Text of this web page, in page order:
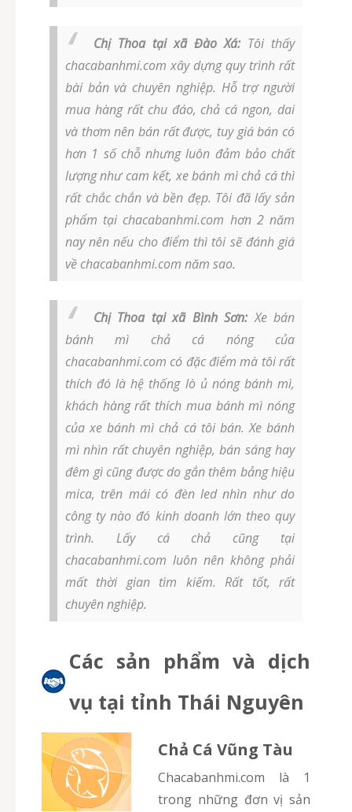
Chị Thoa tại xã Đào Xá: Tôi thấy
chacabanhmi.com xây dựng quy trình rất
bài bản và chuyên nghiệp. Hỗ trợ người
mua hàng rất chu đáo, chả cá ngon, dai
và thơm nên bán rất được, tuy giá bán có
hơn 1 số chỗ nhưng luôn đảm bảo chất
lượng như cam kết, xe bánh mì chả cá thì
rất chắc chắn và bền đẹp. Tôi đã lấy sản
phẩm tại chacabanhmi.com hơn 2 năm
nay nên nếu cho điểm thì tôi sẽ đánh giá
về chacabanhmi.com năm sao.
Chị Thoa tại xã Bình Sơn: Xe bán
bánh mì chả cá nóng của
chacabanhmi.com có đặc điểm mà tôi rất
thích đó là hệ thống lò ủ nóng bánh mì,
khách hàng rất thích mua bánh mì nóng
của xe bánh mì chả cá tôi bán. Xe bánh
mì nhìn rất chuyên nghiệp, bán sáng hay
đêm gì cũng được do gắn thêm bảng hiệu
mica, trên mái có đèn led nhìn như do
công ty nào đó kinh doanh lớn theo quy
trình. Lấy cá chả cũng tại
chacabanhmi.com luôn nên không phải
mất thời gian tìm kiếm. Rất tốt, rất
chuyên nghiệp.
Các sản phẩm và dịch
vụ tại tỉnh Thái Nguyên
Chả Cá Vũng Tàu
chacabanhmi.com là 1
trong những đơn vị sản